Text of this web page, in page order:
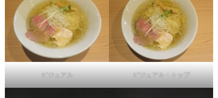
ビジュアル ビジュアル：トップ